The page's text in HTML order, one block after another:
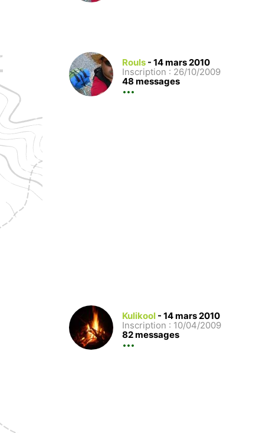
Rouls - 14 mars 2010
Inscription : 26/10/2009
48 messages
Kulikool - 14 mars 2010
Inscription : 10/04/2009
82 messages